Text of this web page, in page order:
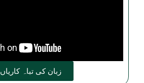
زبان کی تباہ کاریاں